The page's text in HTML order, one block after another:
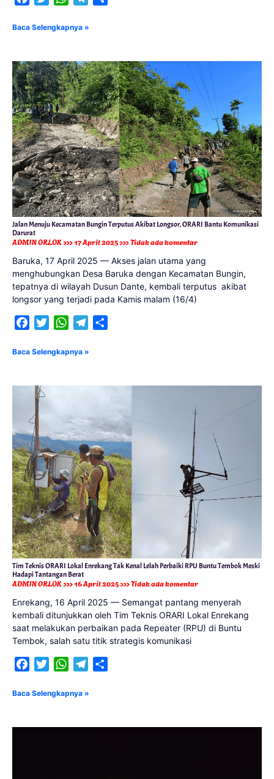
Baca Selengkapnya »
Jalan Menuju Kecamatan Bungin Terputus Akibat Longsor, ORARI Bantu Komunikasi
Darurat
ADMIN ORLOK 17 April 2025
Tidak ada komentar
Baruka, 17 April 2025 — Akses jalan utama yang
menghubungkan Desa Baruka dengan Kecamatan Bungin,
tepatnya di wilayah Dusun Dante, kembali terputus akibat
longsor yang terjadi pada Kamis malam (16/4)
FacebookTwitterWhatsAppTelegram
Baca Selengkapnya »
Tim Teknis ORARI Lokal Enrekang Tak Kenal Lelah Perbaiki RPU Buntu Tembok Meski
Hadapi Tantangan Berat
ADMIN ORLOK 16 April 2025
Tidak ada komentar
Enrekang, 16 April 2025 — Semangat pantang menyerah
kembali ditunjukkan oleh Tim Teknis ORARI Lokal Enrekang
saat melakukan perbaikan pada Repeater (RPU) di Buntu
Tembok, salah satu titik strategis komunikasi
FacebookTwitterWhatsAppTelegram
Baca Selengkapnya »